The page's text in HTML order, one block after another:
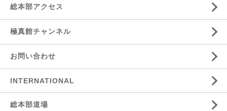
総本部アクセス
極真館チャンネル
お問い合わせ
INTERNATIONAL
総本部道場